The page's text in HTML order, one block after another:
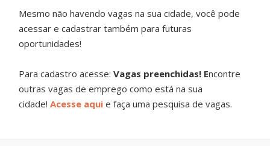
Mesmo não havendo vagas na sua cidade, você pode
acessar e cadastrar também para futuras
oportunidades!
Para cadastro acesse:Vagas preenchidas! Encontre
outras vagas de emprego como está na sua
cidade!Acesse aqui e faça uma pesquisa de vagas.